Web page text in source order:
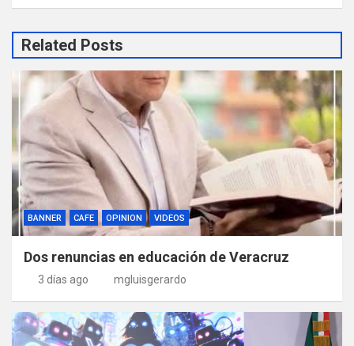
Related Posts
BANNER CAFE OPINION VIDEOS
Dos renuncias en educación de Veracruz
3 días ago mgluisgerardo